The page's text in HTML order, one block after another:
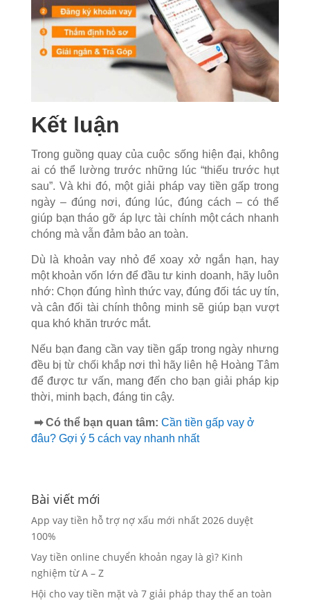
Kết luận
Trong guồng quay của cuộc sống hiện đại, không
ai có thể lường trước những lúc “thiếu trước hụt
sau”. Và khi đó, một giải pháp vay tiền gấp trong
ngày – đúng nơi, đúng lúc, đúng cách – có thể
giúp bạn tháo gỡ áp lực tài chính một cách nhanh
chóng mà vẫn đảm bảo an toàn.
Dù là khoản vay nhỏ để xoay xở ngắn hạn, hay
một khoản vốn lớn để đầu tư kinh doanh, hãy luôn
nhớ: Chọn đúng hình thức vay, đúng đối tác uy tín,
và cân đối tài chính thông minh sẽ giúp bạn vượt
qua khó khăn trước mắt.
Nếu bạn đang cần vay tiền gấp trong ngày nhưng
đều bị từ chối khắp nơi thì hãy liên hệ Hoàng Tâm
để được tư vấn, mang đến cho bạn giải pháp kịp
thời, minh bạch, đáng tin cậy.
➡ Có thể bạn quan tâm: Cần tiền gấp vay ở
đâu? Gợi ý 5 cách vay nhanh nhất
Bài viết mới
App vay tiền hỗ trợ nợ xấu mới nhất 2026 duyệt
100%
Vay tiền online chuyển khoản ngay là gì? Kinh
nghiệm từ A – Z
Hội cho vay tiền mặt và 7 giải pháp thay thế an toàn